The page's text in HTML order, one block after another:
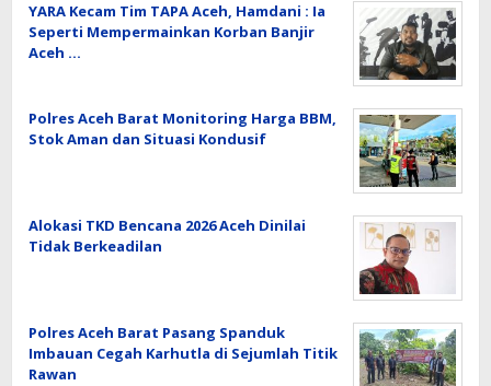
YARA Kecam Tim TAPA Aceh, Hamdani : Ia
Seperti Mempermainkan Korban Banjir
Aceh …
Polres Aceh Barat Monitoring Harga BBM,
Stok Aman dan Situasi Kondusif
Alokasi TKD Bencana 2026 Aceh Dinilai
Tidak Berkeadilan
Polres Aceh Barat Pasang Spanduk
Imbauan Cegah Karhutla di Sejumlah Titik
Rawan